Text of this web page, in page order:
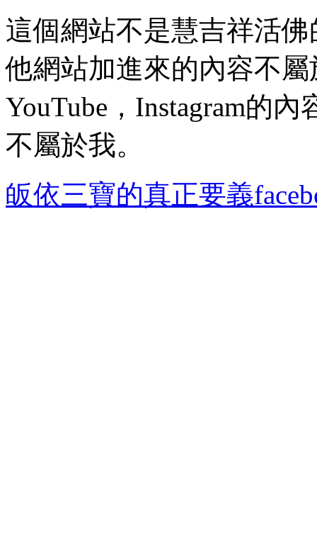
這個網站不是慧吉祥活
他網站加進來的內容不屬
YouTube，Instagram的
不屬於我。
皈依三寶的真正要義